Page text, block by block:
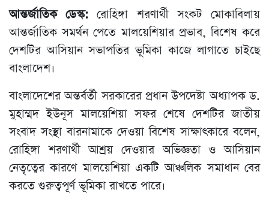
আন্তর্জাতিক ডেস্ক: রোহিঙ্গা শরণার্থী সংকট মোকাবিলায়
আন্তর্জাতিক সমর্থন পেতে মালয়েশিয়ার প্রভাব, বিশেষ করে
দেশটির আসিয়ান সভাপতির ভূমিকা কাজে লাগাতে চাইছে
বাংলাদেশ।
বাংলাদেশের অন্তর্বর্তী সরকারের প্রধান উপদেষ্টা অধ্যাপক ড.
মুহাম্মদ ইউনূস মালয়েশিয়া সফর শেষে দেশটির জাতীয়
সংবাদ সংস্থা বারনামাকে দেওয়া বিশেষ সাক্ষাৎকারে বলেন,
রোহিঙ্গা শরণার্থী আশ্রয় দেওয়ার অভিজ্ঞতা ও আসিয়ান
নেতৃত্বের কারণে মালয়েশিয়া একটি আঞ্চলিক সমাধান বের
করতে গুরুত্বপূর্ণ ভূমিকা রাখতে পারে।